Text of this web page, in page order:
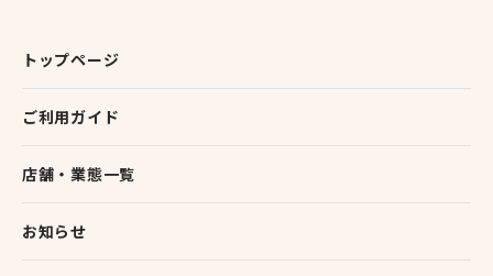
トップページ
ご利用ガイド
店舗・業態一覧
お知らせ